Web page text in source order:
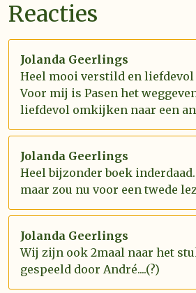
Reacties
Jolanda Geerlings
Heel mooi verstild en liefdevol
Voor mij is Pasen het
liefdevol omkijken naar een
Jolanda Geerlings
Heel bijzonder boek
maar zou nu voor een twede
Jolanda Geerlings
Wij zijn ook 2maal naar het
gespeeld door André....(?)